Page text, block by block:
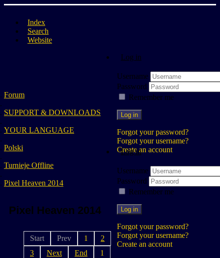
Index
Search
Website
Log in
Username
Password
Remember me
Log in
Forgot your password?
Forgot your username?
Create an account
Log in
Username
Password
Remember me
Log in
Forgot your password?
Forgot your username?
Create an account
Forum
SUPPORT & DOWNLOADS
YOUR LANGUAGE
Polski
Turnieje Offline
Pixel Heaven 2014
Pixel Heaven 2014
Start Prev 1
2
3
Next End
1